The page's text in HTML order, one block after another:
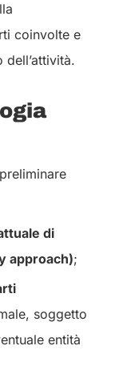
coinvolte e
di
approach);
soggetto
entità